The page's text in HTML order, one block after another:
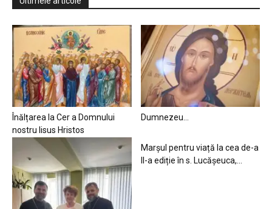
Înălțarea la Cer a Domnului
nostru Iisus Hristos
Dumnezeu…
Marșul pentru viață la cea de-a
II-a ediție în s. Lucășeuca,...